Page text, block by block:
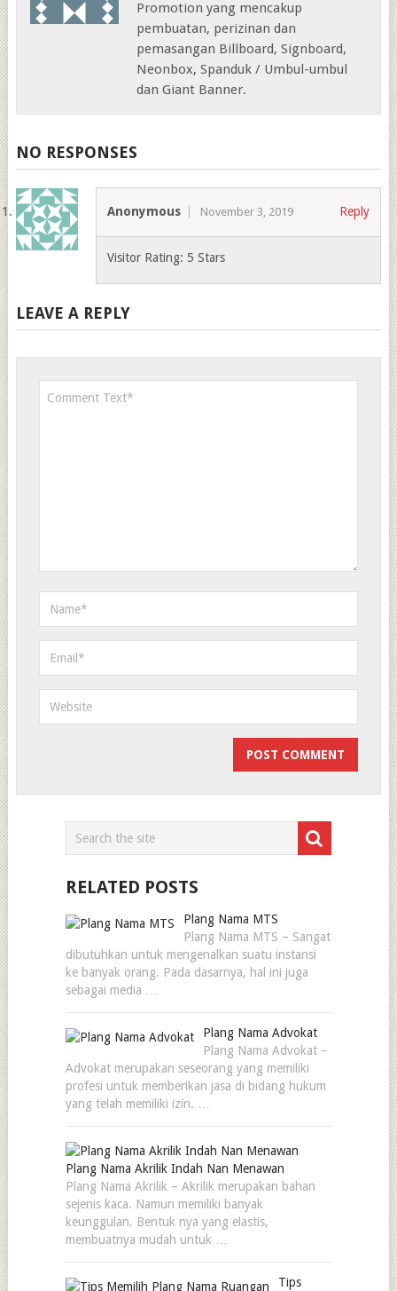
Promotion yang mencakup
pembuatan, perizinan dan
pemasangan Billboard, Signboard,
Neonbox, Spanduk / Umbul-umbul
dan Giant Banner.
NO RESPONSES
Anonymous November 3, 2019 Reply
Visitor Rating: 5 Stars
LEAVE A REPLY
RELATED POSTS
Plang Nama MTS
Plang Nama MTS – Sangat
dibutuhkan untuk mengenalkan suatu instansi
ke banyak orang. Pada dasarnya, hal ini juga
sebagai media …
Plang Nama Advokat
Plang Nama Advokat –
Advokat merupakan seseorang yang memiliki
profesi untuk memberikan jasa di bidang hukum
yang telah memiliki izin. …
Plang Nama Akrilik Indah Nan Menawan
Plang Nama Akrilik – Akrilik merupakan bahan
sejenis kaca. Namun memiliki banyak
keunggulan. Bentuk nya yang elastis,
membuatnya mudah untuk …
Tips